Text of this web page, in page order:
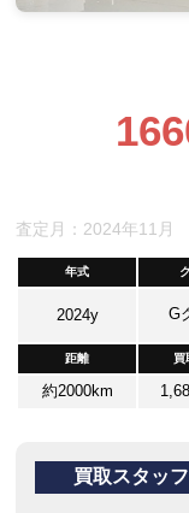
査定月：2024年11月
年式
2024y G
距離 買
約2000km
買取スタッ